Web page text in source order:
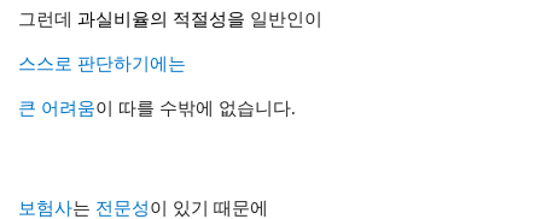
그런데 과실비율의 적절성을 일반인이
스스로 판단하기에는
큰 어려움이 따를 수밖에 없습니다.
보험사는 전문성이 있기 때문에